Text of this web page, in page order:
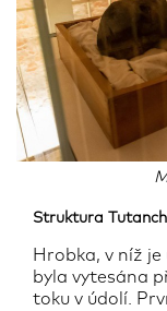
Struktura
Hrobka, v níž
byla vytesána
toku v údolí.